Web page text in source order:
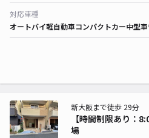
対応車種
オートバイ軽自動車コンパクトカー中型車
【時間制限あり：
場
新大阪まで徒歩 29分